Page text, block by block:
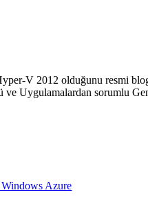
V 2012 olduğunu resmi
ve Uygulamalardan sorumlu
Azure